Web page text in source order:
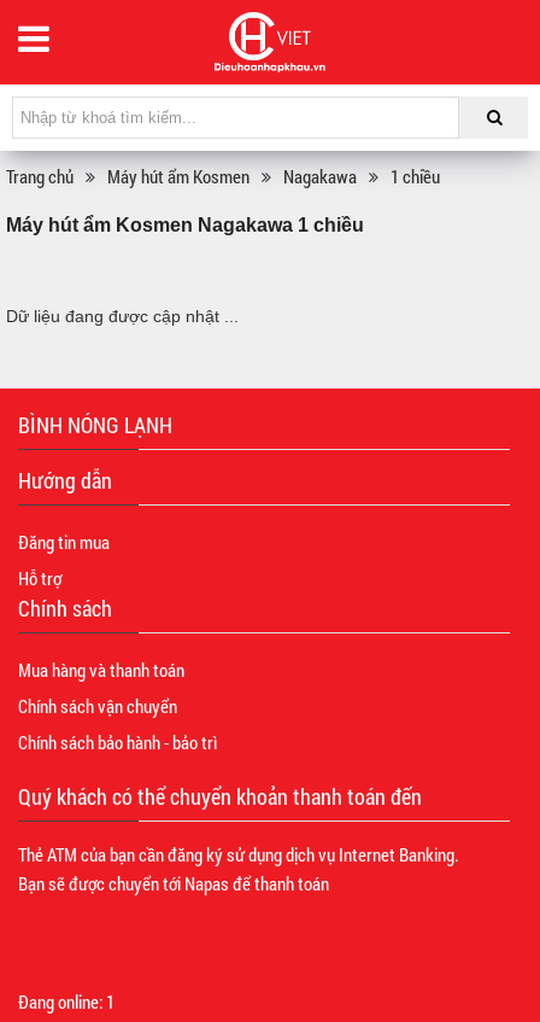
Trang chủ Máy hút ẩm Kosmen Nagakawa 1 chiều
Máy hút ẩm Kosmen Nagakawa 1 chiều
Dữ liệu đang được cập nhật ...
BÌNH NÓNG LẠNH
Hướng dẫn
Đăng tin mua
Hỗ trợ
Chính sách
Mua hàng và thanh toán
Chính sách vận chuyển
Chính sách bảo hành - bảo trì
Quý khách có thể chuyển khoản thanh toán đến
Thẻ ATM của bạn cần đăng ký sử dụng dịch vụ Internet Banking.
Bạn sẽ được chuyển tới Napas để thanh toán
Đang online: 1